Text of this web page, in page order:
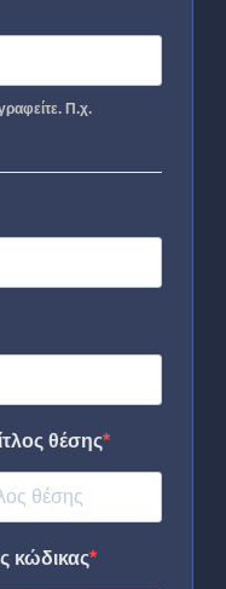
Π.χ.
θέσης
κώδικας